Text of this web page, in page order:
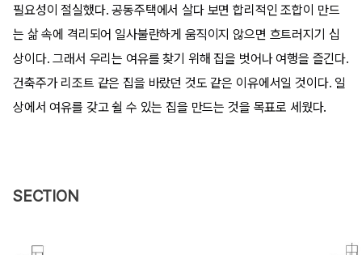
필요성이 절실했다. 공동주택에서 살다 보면 합리적인 조합이 만드
는 삶 속에 격리되어 일사불란하게 움직이지 않으면 흐트러지기 십
상이다. 그래서 우리는 여유를 찾기 위해 집을 벗어나 여행을 즐긴다.
건축주가 리조트 같은 집을 바랐던 것도 같은 이유에서일 것이다. 일
상에서 여유를 갖고 쉴 수 있는 집을 만드는 것을 목표로 세웠다.
SECTION